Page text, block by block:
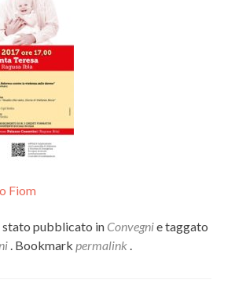
Fiom
pubblicato in Convegnie taggato
. Bookmark permalink .